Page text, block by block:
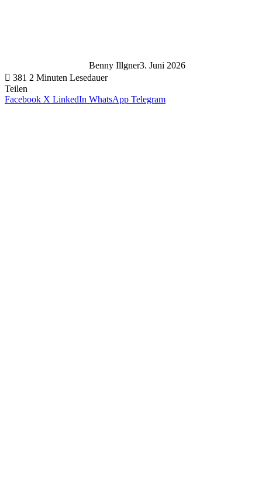
Benny Illgner3. Juni 2026
381 2 Minuten Lesedauer
Teilen
Facebook X LinkedIn WhatsApp Telegram